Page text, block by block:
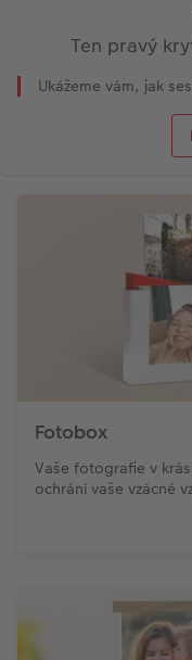
Ten pravý
Ukážeme vám, jak
Fotobox
Vaše fotografie v
ochrání vaše vzácné